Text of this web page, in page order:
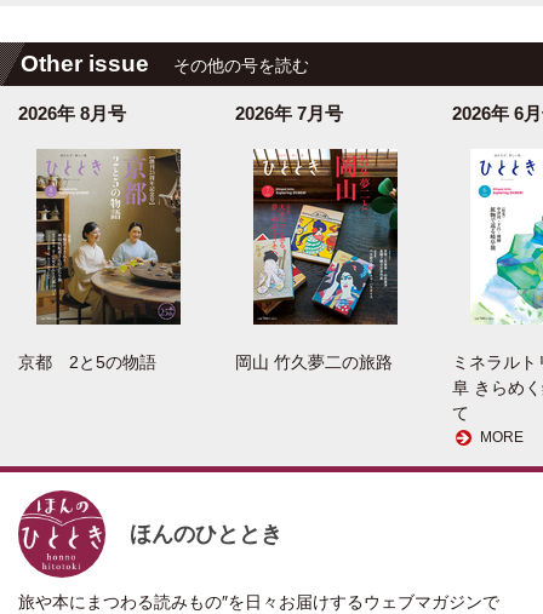
Other issue その他の号を読む
2026年 8月号
京都 2と5の物語
2026年 7月号
岡山 竹久夢二の旅路
2026年 6
ミネラル
阜 きらめ
て
MORE
ほんのひととき
旅や本にまつわる読みもの″を日々お届けするウェブマガジンで